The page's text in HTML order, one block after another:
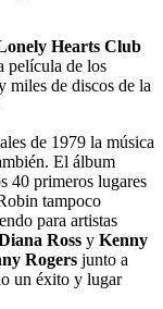
Hearts Club
película de los
miles de discos de la
de 1979 la música
El álbum
40 primeros lugares
tampoco
para artistas
Ross y Kenny
Rogers junto a
un éxito y lugar